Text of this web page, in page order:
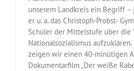
unserem Landkreis ein Begriff –
er u. a. das Christoph-Probst-
Schüler der Mittelstufe über die
Nationalsozialismus
zeigen wir einen 40-minütigen
Dokumentarfilm „Der weiße